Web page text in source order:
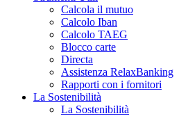
Calcola il mutuo
Calcolo Iban
Calcolo TAEG
Blocco carte
Directa
Assistenza RelaxBanking
Rapporti con i fornitori
La Sostenibilità
La Sostenibilità